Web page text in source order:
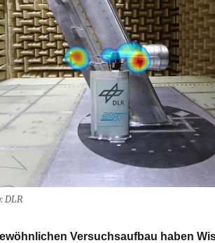
DLR
Versuchsaufbau haben